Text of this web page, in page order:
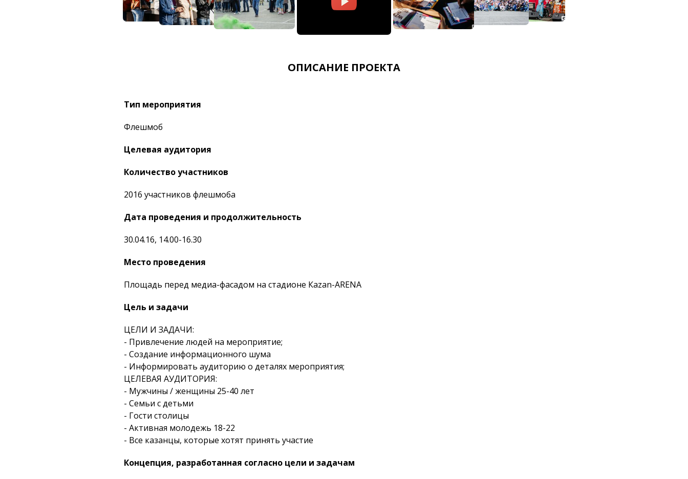
ОПИСАНИЕ ПРОЕКТА
Тип мероприятия
Флешмоб
Целевая аудитория
Количество участников
2016 участников флешмоба
Дата проведения и продолжительность
30.04.16, 14.00-16.30
Место проведения
Площадь перед медиа-фасадом на стадионе Кazan-ARENA
Цель и задачи
ЦЕЛИ И ЗАДАЧИ:
- Привлечение людей на мероприятие;
- Создание информационного шума
- Информировать аудиторию о деталях мероприятия;
ЦЕЛЕВАЯ АУДИТОРИЯ:
- Мужчины / женщины 25-40 лет
- Семьи с детьми
- Гости столицы
- Активная молодежь 18-22
- Все казанцы, которые хотят принять участие
Концепция, разработанная согласно цели и задачам